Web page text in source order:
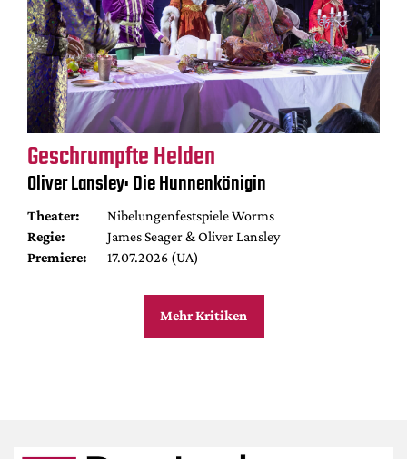
Geschrumpfte Helden
Oliver Lansley: Die Hunnenkönigin
Theater:
Nibelungenfestspiele Worms
Regie:
James Seager & Oliver Lansley
Premiere:
17.07.2026 (UA)
Mehr Kritiken